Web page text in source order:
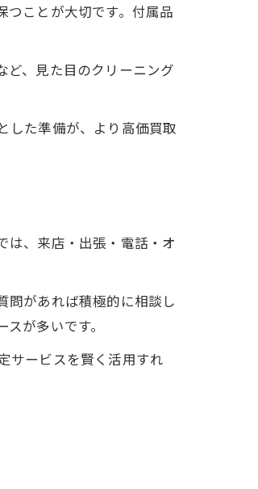
ことが大切です。付属品
ど、見た目のクリーニング
した準備が、より高価買取
は、来店・出張・電話・オ
問があれば積極的に相談し
が多いです。
サービスを賢く活用すれ